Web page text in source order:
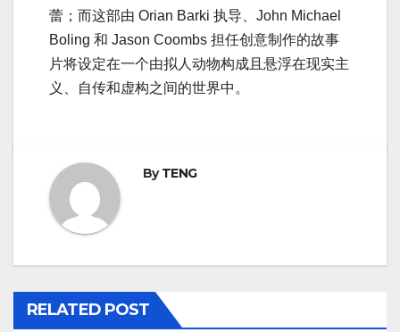
蕾；而这部由 Orian Barki 执导、John Michael
Boling 和 Jason Coombs 担任创意制作的故事
片将设定在一个由拟人动物构成且悬浮在现实主
义、自传和虚构之间的世界中。
ByTENG
RELATED POST